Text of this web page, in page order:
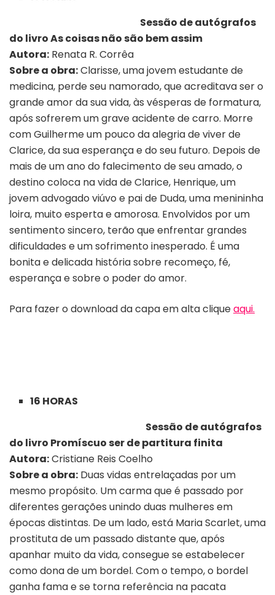
Sessão de autógrafos
do livro As coisas não são bem assim
Autora: Renata R. Corrêa
Sobre a obra:Clarisse, uma jovem estudante de
medicina, perde seu namorado, que acreditava ser o
grande amor da sua vida, às vésperas de formatura,
após sofrerem um grave acidente de carro. Morre
com Guilherme um pouco da alegria de viver de
Clarice, da sua esperança e do seu futuro. Depois de
mais de um ano do falecimento de seu amado, o
destino coloca na vida de Clarice, Henrique, um
jovem advogado viúvo e pai de Duda, uma menininha
loira, muito esperta e amorosa. Envolvidos por um
sentimento sincero, terão que enfrentar grandes
dificuldades e um sofrimento inesperado. É uma
bonita e delicada história sobre recomeço, fé,
esperança e sobre o poder do amor.
Para fazer o download da capa em alta cliqueaqui.
16 HORAS
Sessão de autógrafos
do livro Promíscuo ser de partitura finita
Autora:Cristiane Reis Coelho
Sobre a obra: Duas vidas entrelaçadas por um
mesmo propósito. Um carma que é passado por
diferentes gerações unindo duas mulheres em
épocas distintas. De um lado, está Maria Scarlet, uma
prostituta de um passado distante que, após
apanhar muito da vida, consegue se estabelecer
como dona de um bordel. Com o tempo, o bordel
ganha fama e se torna referência na pacata